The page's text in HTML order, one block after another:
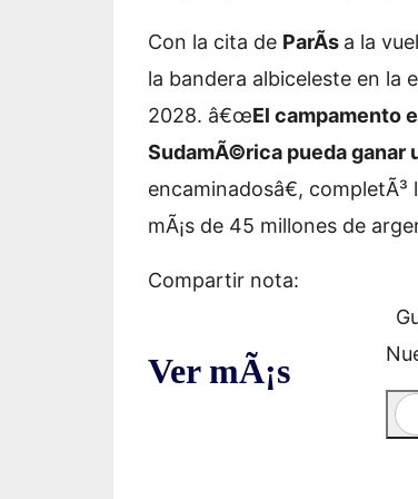
Con la cita de ParÃ­s a la
la bandera albiceleste en la
2028. â€œEl campamento
SudamÃ©rica pueda ganar
encaminadosâ€,
mÃ¡s de 45 millones de
Compartir nota:
Ver mÃ¡s